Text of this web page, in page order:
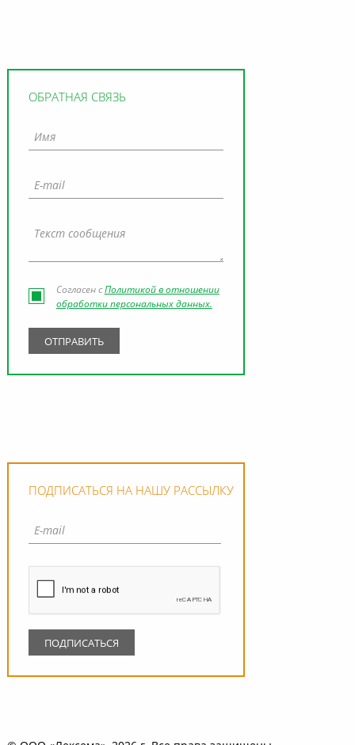
ОБРАТНАЯ СВЯЗЬ
Согласен сПолитикой в отношении
обработки персональных данных.
ПОДПИСАТЬСЯ НА НАШУ РАССЫЛКУ